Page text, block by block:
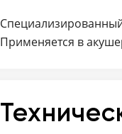
Применяется в